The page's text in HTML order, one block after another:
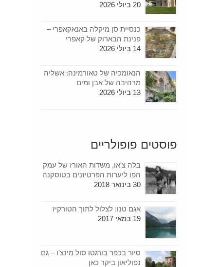
20 ביולי 2026
כנסיית סן מיקלה באנאקאפרי –
פנינת הבארוק של קאפרי
14 ביולי 2026
הנאומכיה של טאורמינה: אשליה
מרהיבה של אבן ומים
13 ביולי 2026
פוסטים פופולריים
בלה צ'או, משדות האורז של עמק
הפו ליערות הפרטיזנים בטוסקנה
30 בינואר 2018
אגם טנו: לצלול לתוך הטורקיז
19 במאי 2017
סיור בכפר בורגטו סול מינצ'ו – גם
נפוליאון ביקר כאן